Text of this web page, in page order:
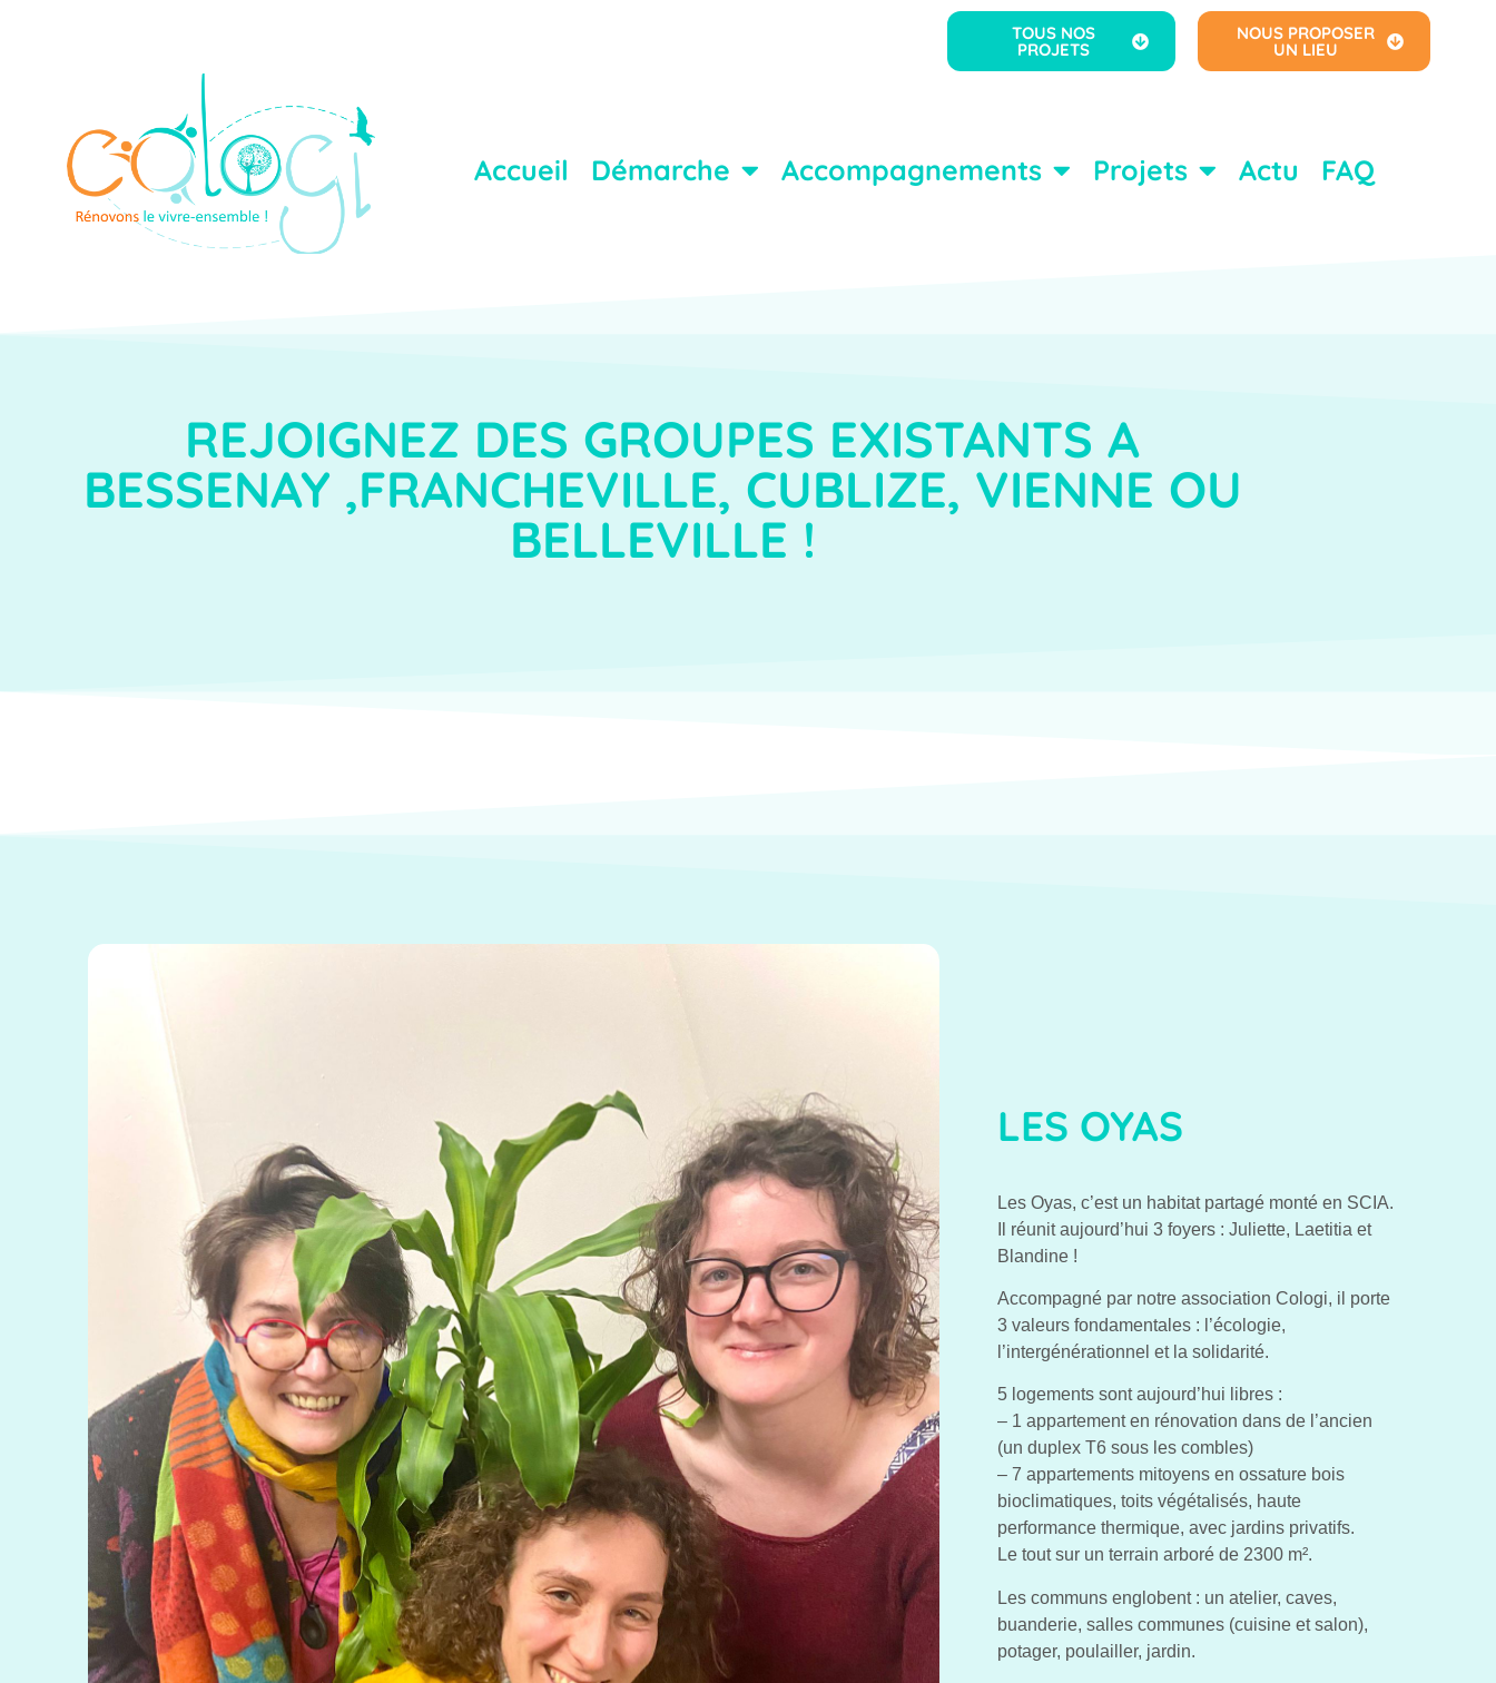
TOUS NOS
PROJETS
NOUS PROPOSER
UN LIEU
Accueil Démarche Accompagnements Projets Actu FAQ
REJOIGNEZ DES GROUPES EXISTANTS A
BESSENAY ,FRANCHEVILLE, CUBLIZE, VIENNE OU
BELLEVILLE !
LES OYAS
Les Oyas, c’est un habitat partagé monté en SCIA.
Il réunit aujourd’hui 3 foyers : Juliette, Laetitia et
Blandine !
Accompagné par notre association Cologi, il porte
3 valeurs fondamentales : l’écologie,
l’intergénérationnel et la solidarité.
5 logementssont aujourd’hui libres :
– 1 appartement en rénovation dans de l’ancien
(un duplex T6 sous les combles)
– 7 appartements mitoyens en ossature bois
bioclimatiques, toits végétalisés, haute
performance thermique, avec jardins privatifs.
Le tout sur un terrain arboré de 2300 m².
Les communs englobent : un atelier, caves,
buanderie, salles communes (cuisine et salon),
potager, poulailler, jardin.